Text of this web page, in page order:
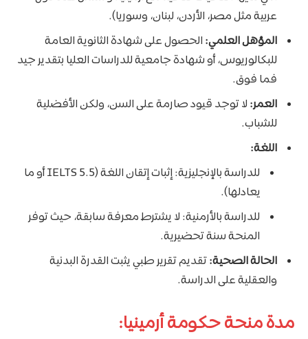
عربية مثل مصر، الأردن، لبنان، وسوريا).
المؤهل العلمي: الحصول على شهادة الثانوية العامة
للبكالوريوس، أو شهادة جامعية للدراسات العليا بتقدير جيد
فما فوق.
العمر: لا توجد قيود صارمة على السن، ولكن الأفضلية
للشباب.
اللغة:
للدراسة بالإنجليزية: إثبات إتقان اللغة (IELTS 5.5 أو ما
يعادلها).
للدراسة بالأرمنية: لا يشترط معرفة سابقة، حيث توفر
المنحة سنة تحضيرية.
الحالة الصحية:تقديم تقرير طبي يثبت القدرة البدنية
والعقلية على الدراسة.
مدة منحة حكومة أرمينيا: